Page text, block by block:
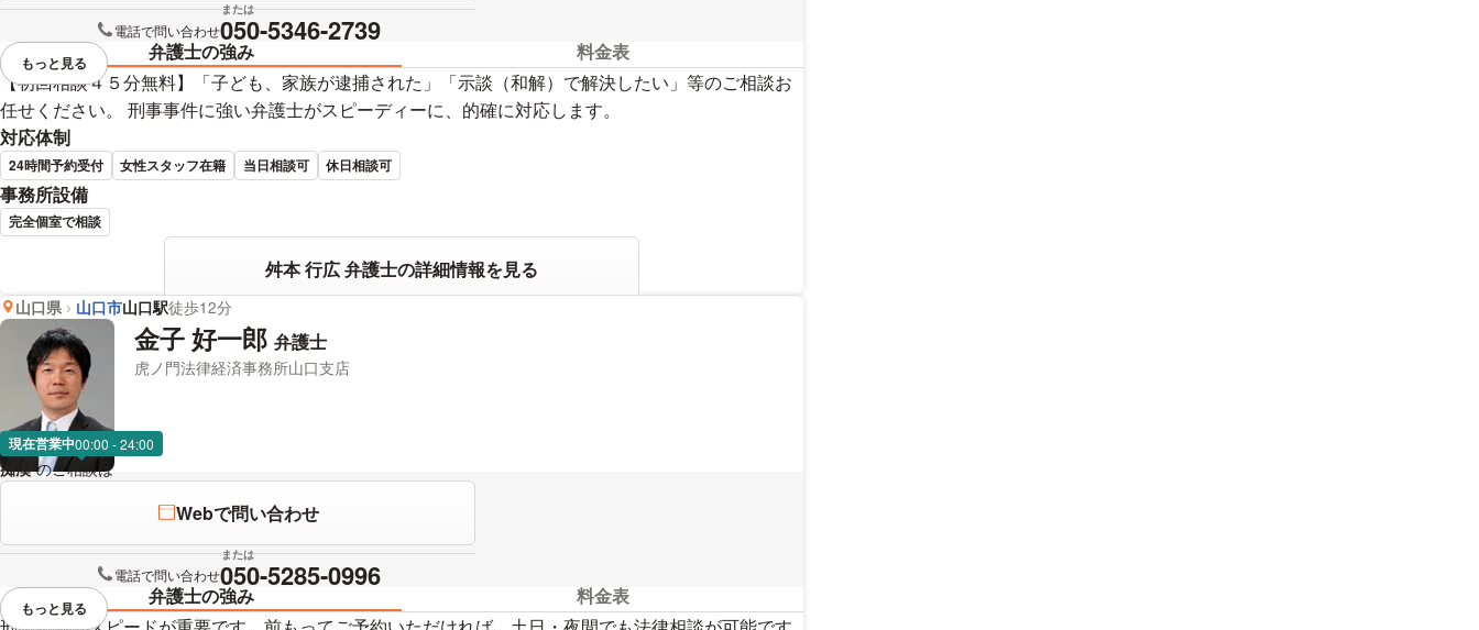
または
電話で問い合わせ050-5346-2739
弁護士の強み
料金表
【初回相談４５分無料】「子ども、家族が逮捕された」「示談（和解）で解決したい」等のご相談お
任せください。 刑事事件に強い弁護士がスピーディーに、的確に対応します。
対応体制
24時間予約受付 女性スタッフ在籍 当日相談可 休日相談可
事務所設備
完全個室で相談
舛本 行広 弁護士の詳細情報を見る
視覚的に省略されている要素を
もっと見る
山口県 山口市山口駅徒歩12分
金子 好一郎 弁護士
虎ノ門法律経済事務所山口支店
現在営業中00:00 - 24:00
痴漢 のご相談は下記のリンクからお問い合わせください。
Webで問い合わせ
または
電話で問い合わせ050-5285-0996
弁護士の強み
料金表
視覚的に省略されている要素を
もっと見る